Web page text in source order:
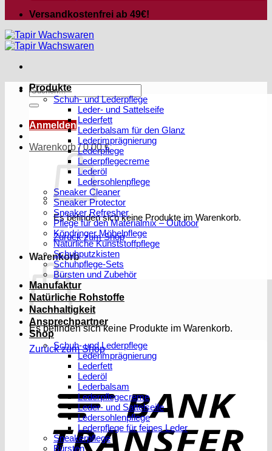
Versandkostenfrei ab 49€!
Suchen
nach:
Anmelden
Warenkorb /0,00€
Es befinden sich keine Produkte im Warenkorb.
Zurück zum Shop
Warenkorb
Es befinden sich keine Produkte im Warenkorb.
Zurück zum Shop
Produkte
Schuh- und Lederpflege
Leder- und Sattelseife
Lederfett
Lederbalsam für den Glanz
Lederimprägnierung
Lederpflege
Lederpflegecreme
Lederöl
Ledersohlenpflege
Sneaker Cleaner
Sneaker Protector
Sneaker Refresher
Pflege für den Materialmix – Outdoor
Köndringer Möbelpflege
Natürliche Kunststoffpflege
Schuhputzkisten
Schuhpflege-Sets
Bürsten und Zubehör
Manufaktur
Natürliche Rohstoffe
Nachhaltigkeit
Ansprechpartner
Shop
Schuh- und Lederpflege
Lederimprägnierung
Lederfett
Lederöl
Lederbalsam
Lederpflegecreme
Leder- und Sattelseife
Ledersohlenpflege
Lederpflege für feines Leder
Sneakerpflege
Bürsten